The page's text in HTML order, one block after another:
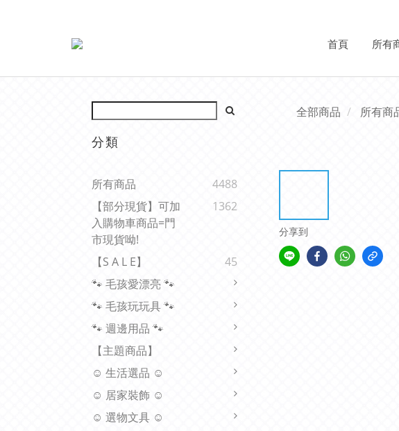
首頁 所有
分類
所有商品
4488
【部分現貨】可加
入購物車商品=門
市現貨呦!
1362
【s A L E】
45
🐾 毛孩愛漂亮 🐾
🐾 毛孩玩玩具 🐾
🐾 週邊用品 🐾
【主題商品】
☺ 生活選品 ☺
☺ 居家裝飾 ☺
☺ 選物文具 ☺
全部商品 所有商
分享到